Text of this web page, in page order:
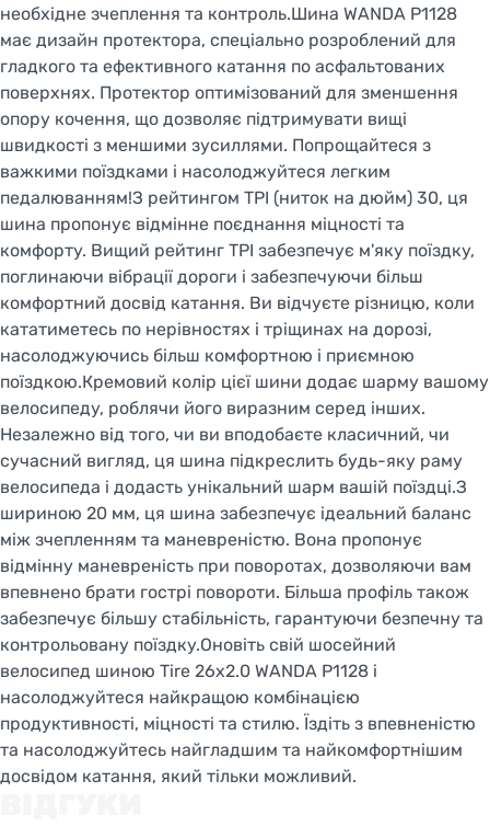
необхідне зчеплення та контроль.Шина WANDA P1128
має дизайн протектора, спеціально розроблений для
гладкого та ефективного катання по асфальтованих
поверхнях. Протектор оптимізований для зменшення
опору кочення, що дозволяє підтримувати вищі
швидкості з меншими зусиллями. Попрощайтеся з
важкими поїздками і насолоджуйтеся легким
педалюванням!З рейтингом TPI (ниток на дюйм) 30, ця
шина пропонує відмінне поєднання міцності та
комфорту. Вищий рейтинг TPI забезпечує м'яку поїздку,
поглинаючи вібрації дороги і забезпечуючи більш
комфортний досвід катання. Ви відчуєте різницю, коли
кататиметесь по нерівностях і тріщинах на дорозі,
насолоджуючись більш комфортною і приємною
поїздкою.Кремовий колір цієї шини додає шарму вашому
велосипеду, роблячи його виразним серед інших.
Незалежно від того, чи ви вподобаєте класичний, чи
сучасний вигляд, ця шина підкреслить будь-яку раму
велосипеда і додасть унікальний шарм вашій поїздці.З
шириною 20 мм, ця шина забезпечує ідеальний баланс
між зчепленням та маневреністю. Вона пропонує
відмінну маневреність при поворотах, дозволяючи вам
впевнено брати гострі повороти. Більша профіль також
забезпечує більшу стабільність, гарантуючи безпечну та
контрольовану поїздку.Оновіть свій шосейний
велосипед шиною Tire 26x2.0 WANDA P1128 і
насолоджуйтеся найкращою комбінацією
продуктивності, міцності та стилю. Їздіть з впевненістю
та насолоджуйтесь найгладшим та найкомфортнішим
досвідом катання, який тільки можливий.